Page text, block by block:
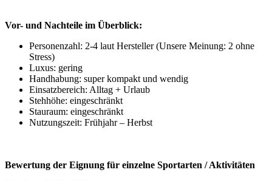
Vor- und Nachteile im Überblick:
Personenzahl: 2-4 laut Hersteller (Unsere Meinung: 2 ohne
Stress)
Luxus: gering
Handhabung: super kompakt und wendig
Einsatzbereich: Alltag + Urlaub
Stehhöhe: eingeschränkt
Stauraum: eingeschränkt
Nutzungszeit: Frühjahr – Herbst
Bewertung der Eignung für einzelne Sportarten / Aktivitäten